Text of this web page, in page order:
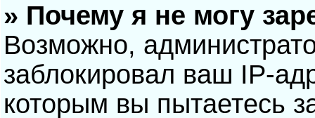
» Почему я не могу
Возможно,
заблокировал ваш IP-
которым вы пытаетесь